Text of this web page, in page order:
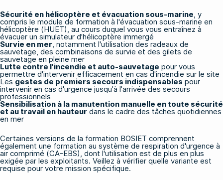
Sécurité en hélicoptère et évacuation sous-marine , y
compris le module de formation à l'évacuation sous-marine en
hélicoptère (HUET), au cours duquel vous vous entraînez à
évacuer un simulateur d'hélicoptère immergé
Survie en mer , notamment l'utilisation des radeaux de
sauvetage, des combinaisons de survie et des gilets de
sauvetage en pleine mer
Lutte contre l'incendie et auto-sauvetage pour vous
permettre d'intervenir efficacement en cas d'incendie sur le site
Les gestes de premiers secours indispensables pour
intervenir en cas d'urgence jusqu'à l'arrivée des secours
professionnels
Sensibilisation à la manutention manuelle en toute sécurité
et au travail en hauteur dans le cadre des tâches quotidiennes
en mer
Certaines versions de la formation BOSIET comprennent
également une formation au système de respiration d'urgence à
air comprimé (CA-EBS), dont l'utilisation est de plus en plus
exigée par les exploitants. Veillez à vérifier quelle variante est
requise pour votre mission spécifique.